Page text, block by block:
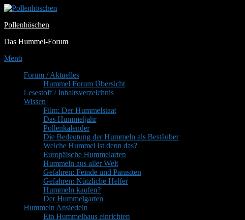
Zum
springen
Pollenhöschen
Das Hummel-Forum
Menü
PrimäresForum / Aktuelles
Hummel Forum Übersicht
Lesestoff / Inhaltsverzeichnis
Wissen
Film: Der Hummelstaat
Das Hummeljahr
Pollenkalender
Die Bedeutung der Hummeln als Bestäuber
Welche Hummel ist denn das?
Europäische Hummelarten
Hummeln aus aller Welt
Gefahren: Feinde und Parasiten
Gefahren: Nützliche Helfer
Hummeln kaufen?
Der Hummelgarten
Hummeln Ansiedeln
Ein Hummelhaus einrichten